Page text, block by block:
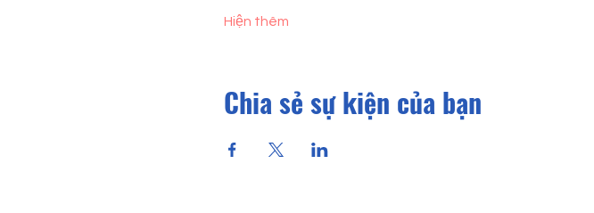
Hiện thêm
Chia sẻ sự kiện của bạn